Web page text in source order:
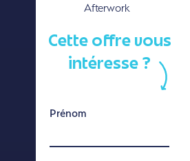
Afterwork
Cette offre vous
intéresse ?
Prénom